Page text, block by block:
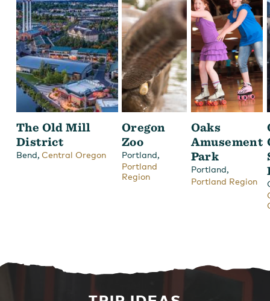
The Old Mill
District
Bend, Central Oregon
Oregon
Zoo
Portland,
Portland
Region
Oaks
Amusement
Park
Portland,
Portland Region